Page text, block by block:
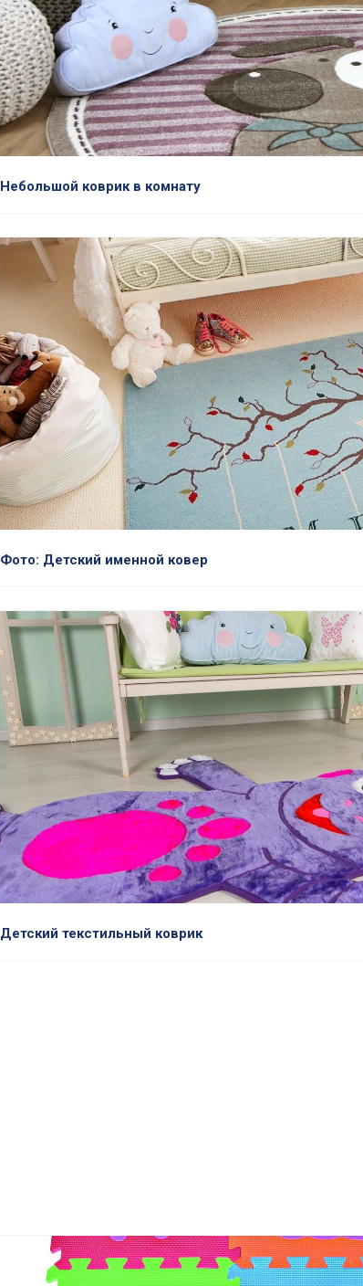
Небольшой коврик в комнату
Фото: Детский именной ковер
Детский текстильный коврик